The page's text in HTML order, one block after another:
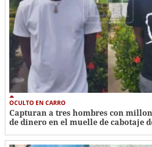
OCULTO EN CARRO
Capturan a tres hombres con
de dinero en el muelle de cabotaje